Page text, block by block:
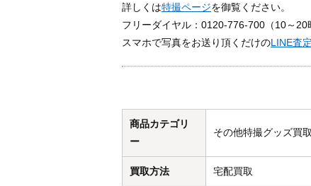
詳しくは特撮ページを御覧ください。
フリーダイヤル：0120-776-700（10～20
スマホで写真をお送り頂くだけのLINE査定
商品カテゴリ
ー
その他特撮グッズ買取
買取方法 宅配買取